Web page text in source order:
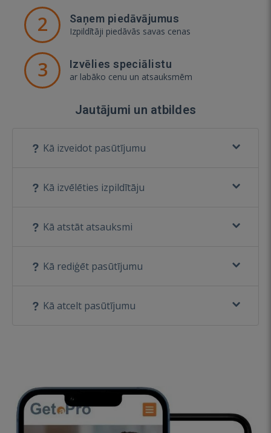
2 Saņem piedāvājumus
Izpildītāji piedāvās savas cenas
3 Izvēlies speciālistu
ar labāko cenu un atsauksmēm
Jautājumi un atbildes
Kā izveidot pasūtījumu
Kā izvēlēties izpildītāju
Kā atstāt atsauksmi
Kā rediģēt pasūtījumu
Kā atcelt pasūtījumu